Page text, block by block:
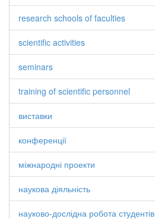
research schools of faculties
scientific activities
seminars
training of scientific personnel
виставки
конференції
міжнародні проекти
наукова діяльність
науково-дослідна робота студентів